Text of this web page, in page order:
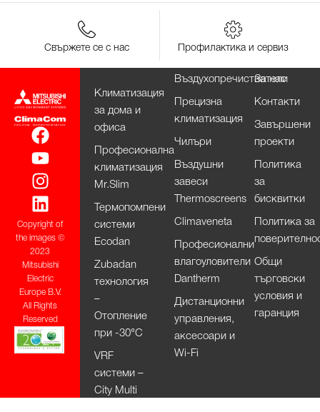
Свържете се с нас Профилактика и сервиз
Copyright of
the images ©
2023
Mitsubishi
Electric
Europe B.V.
All Rights
Reserved
Климатизация
за дома и
офиса
Професионална
климатизация
Mr.Slim
Термопомпени
системи
Ecodan
Zubadan
технология
–
Отопление
при -30°С
VRF
системи –
City Multi
Въздухопречистватели
Прецизна
климатизация
Чилъри
Въздушни
завеси
Thermoscreens
Climaveneta
Професионални
влагоуловители
Dantherm
Дистанционни
управления,
аксесоари и
Wi-Fi
За нас
Контакти
Завършени
проекти
Политика
за
бисквитки
Политика за
Общи
търговски
условия и
гаранция